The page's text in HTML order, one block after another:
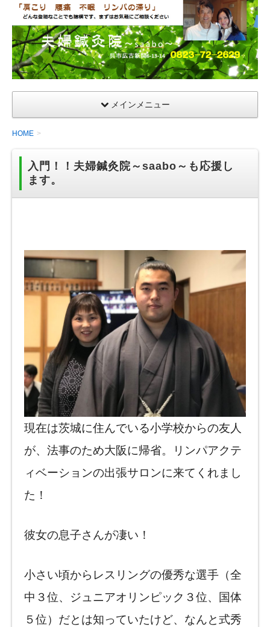
夫
婦
鍼
灸
院
メインメニュー
HOME
入門！！夫婦鍼灸院～saabo～も応援し
ます。
現在は茨城に住んでいる小学校からの友人
が、法事のため大阪に帰省。リンパアクテ
ィベーションの出張サロンに来てくれまし
た！
彼女の息子さんが凄い！
小さい頃からレスリングの優秀な選手（全
中３位、ジュニアオリンピック３位、国体
５位）だとは知っていたけど、なんと式秀